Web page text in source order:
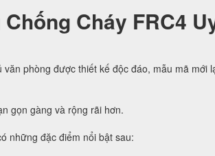
Cháy FRC4
phòng được thiết kế độc đáo, mẫu mã mới
gọn gàng và rộng rãi hơn.
những đặc điểm nổi bật sau: